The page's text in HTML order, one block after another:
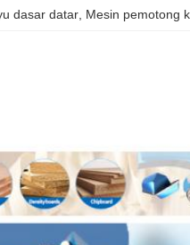
dasar datar Mesin pemotong